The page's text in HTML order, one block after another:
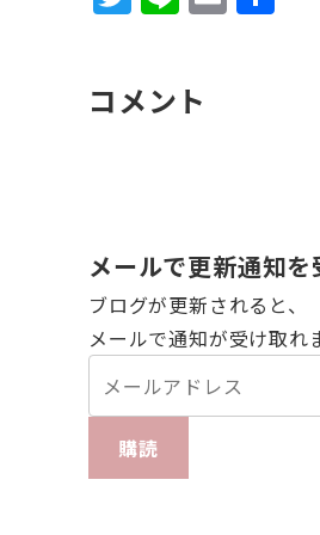
w
te
n m
コメント
メールで更新通知
ブログが更新されると、
メールで通知が受け取れ
購読